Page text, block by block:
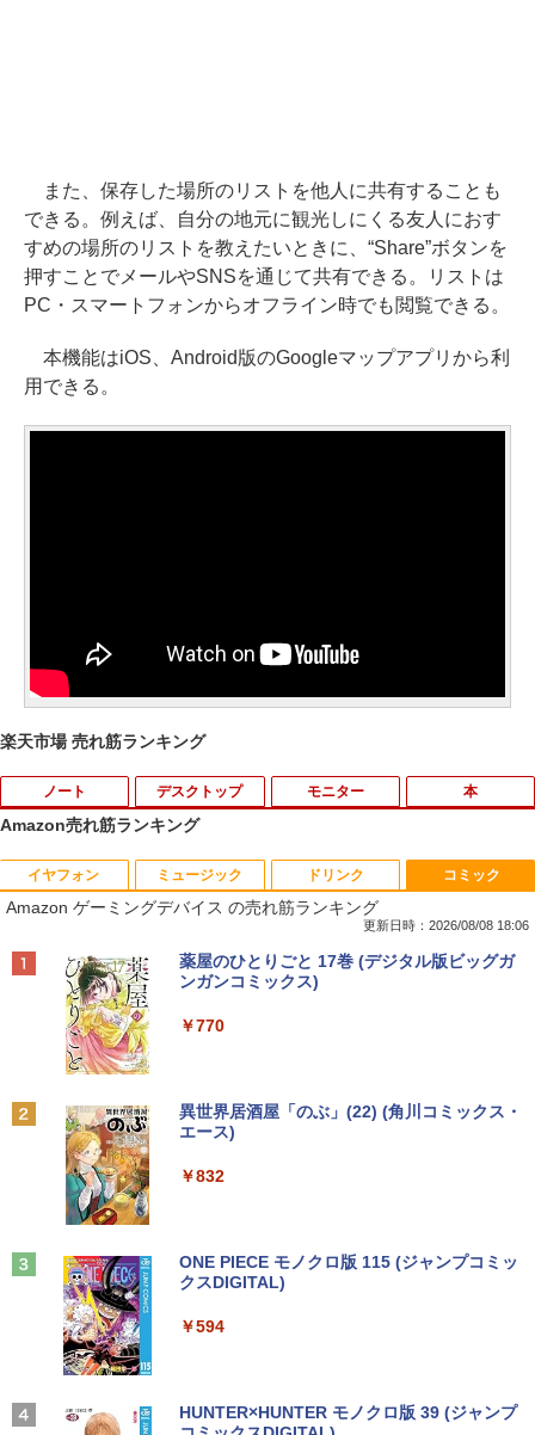
また、保存した場所のリストを他人に共有することも
できる。例えば、自分の地元に観光しにくる友人におす
すめの場所のリストを教えたいときに、“Share”ボタンを
押すことでメールやSNSを通じて共有できる。リストは
PC・スマートフォンからオフライン時でも閲覧できる。
本機能はiOS、Android版のGoogleマップアプリから利
用できる。
楽天市場 売れ筋ランキング
ノート
1
【期間限定破格金額！】新生活 新古品 W
in11搭載 パソコンノートパソコンoffice
付き 初心者向けノートPC 初期設定済 1
メモリ4GB～ 高速SSD1TB 最大 フルHD
Webカメラ zoom 軽量薄型 無線 型番更
Panasonic Let's note CF-SZ6/12.1型F
パソコン win11 office付・整備済み品・
￥14,800
ice2019 H&B】 富士通 LIFEBOOK A577
第7世代 Core i5 メモリ 4GB/8GB/16GB
デスクトップ モニター
1
【マラソンセール期間中ポイント5倍】中
古モニター 19インチ スクエア SXGA 12
80x1024 IPSパネル ノングレア DELL P1
搭載 動作確認済み 30日保証 送料無料
2
【期間限定10%OFFクーポン 8/12 10時
まで】 ゲーミングモニター 24.5インチ F
HD 240Hz 1ms Fast IPSパネル HDMI2.0
カーフリー ブルーライトカット モニター
￥12,980
液晶ディスプレイ 修理交換用液晶パネル
本
1
BARFOUT! SPECIAL EDITION EARLY
AUTUMN 2026 / TIME TRAVEL 岩本 照
（Snow Man） [ ブラウンズブックス ]
￥1,870
￥1,870
ツ テツロウ ]
（ジャンプコミックス） [ ONE ]
Amazon売れ筋ランキング
イヤフォン
Anker Soundcore P40i オフホワイト
Anker Soundcore P31i ブラック
Anker Soundcore Liberty 5 ミッドナイトブ
ラック
￥14,990
【2026年アップグレード版】AOKIMI ワイヤ
ミュージック
BRUCE WAYNE feat. Flo Milli, ATL Jacob
[Explicit]
￥250
BRUCE WAYNE feat. Flo Milli, ATL Jacob
[Explicit]
￥250
On My Road (Stadium ver.)
On My Road (Stadium ver.)
ドリンク
by Amazon 天然水 ラベルレス 500ml ×24本
富士山の天然水 バナジウム含有 水 ミネラル
ットル (Smart Basic)
【Amazon.co.jp限定】 い・ろ・は・す 2L P
by Amazon 天然水ラベルレス 2L×9本
￥1,117
コミック
Amazon ゲーミングデバイス の売れ筋ランキング
更新日時：2026/08/08 18:06
薬屋のひとりごと 17巻 (デジタル版ビッグガ
ンガンコミックス)
￥770
異世界居酒屋「のぶ」(22) (角川コミックス・
エース)
￥832
ONE PIECE モノクロ版 115 (ジャンプコミッ
クスDIGITAL)
￥594
HUNTER×HUNTER モノクロ版 39 (ジャンプ